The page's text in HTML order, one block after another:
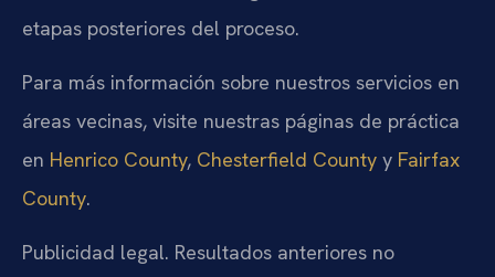
etapas posteriores del proceso.
Para más información sobre nuestros servicios en
áreas vecinas, visite nuestras páginas de práctica
en Henrico County, Chesterfield County y Fairfax
County.
Publicidad legal. Resultados anteriores no